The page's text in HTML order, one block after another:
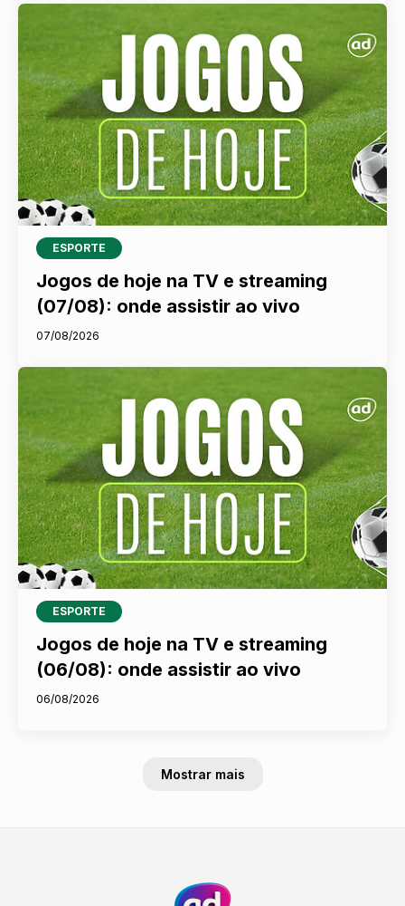
ESPORTE
Jogos de hoje na TV e streaming
(07/08): onde assistir ao vivo
07/08/2026
ESPORTE
Jogos de hoje na TV e streaming
(06/08): onde assistir ao vivo
06/08/2026
Mostrar mais